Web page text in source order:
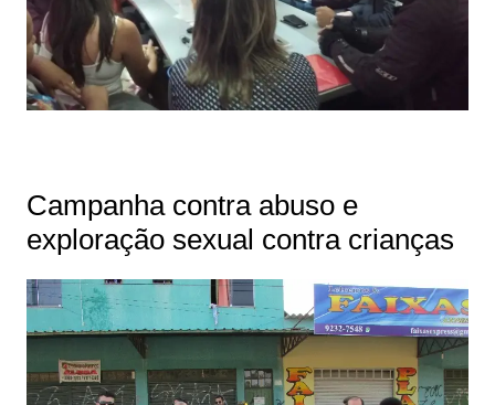
Campanha contra abuso e
exploração sexual contra crianças